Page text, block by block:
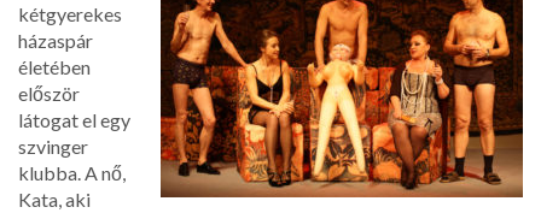
kétgyerekes
házaspár
életében
először
látogat el egy
szvinger
klubba. A nő,
Kata, aki